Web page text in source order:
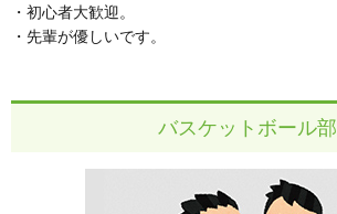
・初心者大歓迎。
・先輩が優しいです。
バスケットボール部